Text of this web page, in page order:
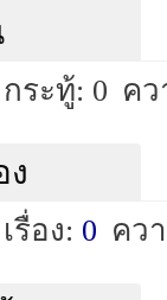
กระทู้: 0 ค
เรื่อง: 0 คว